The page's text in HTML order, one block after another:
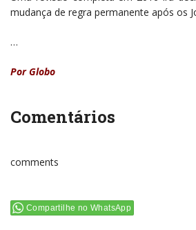
mudança de regra permanente após os
…
Por Globo
Comentários
comments
Compartilhe no WhatsApp